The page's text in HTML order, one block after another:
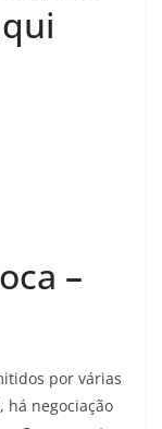
–
por várias
há negociação